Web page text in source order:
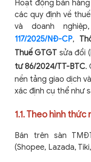
Hoạt động bán
các quy định về
và doanh
117/2025/NĐ-CP,
Thuế GTGT sửa đổi
tư 86/2024/TT-BTC.
nền tảng giao dịch
xác định cụ thể như
1.1. Theo hình
Bán trên sàn
(Shopee, Lazada,